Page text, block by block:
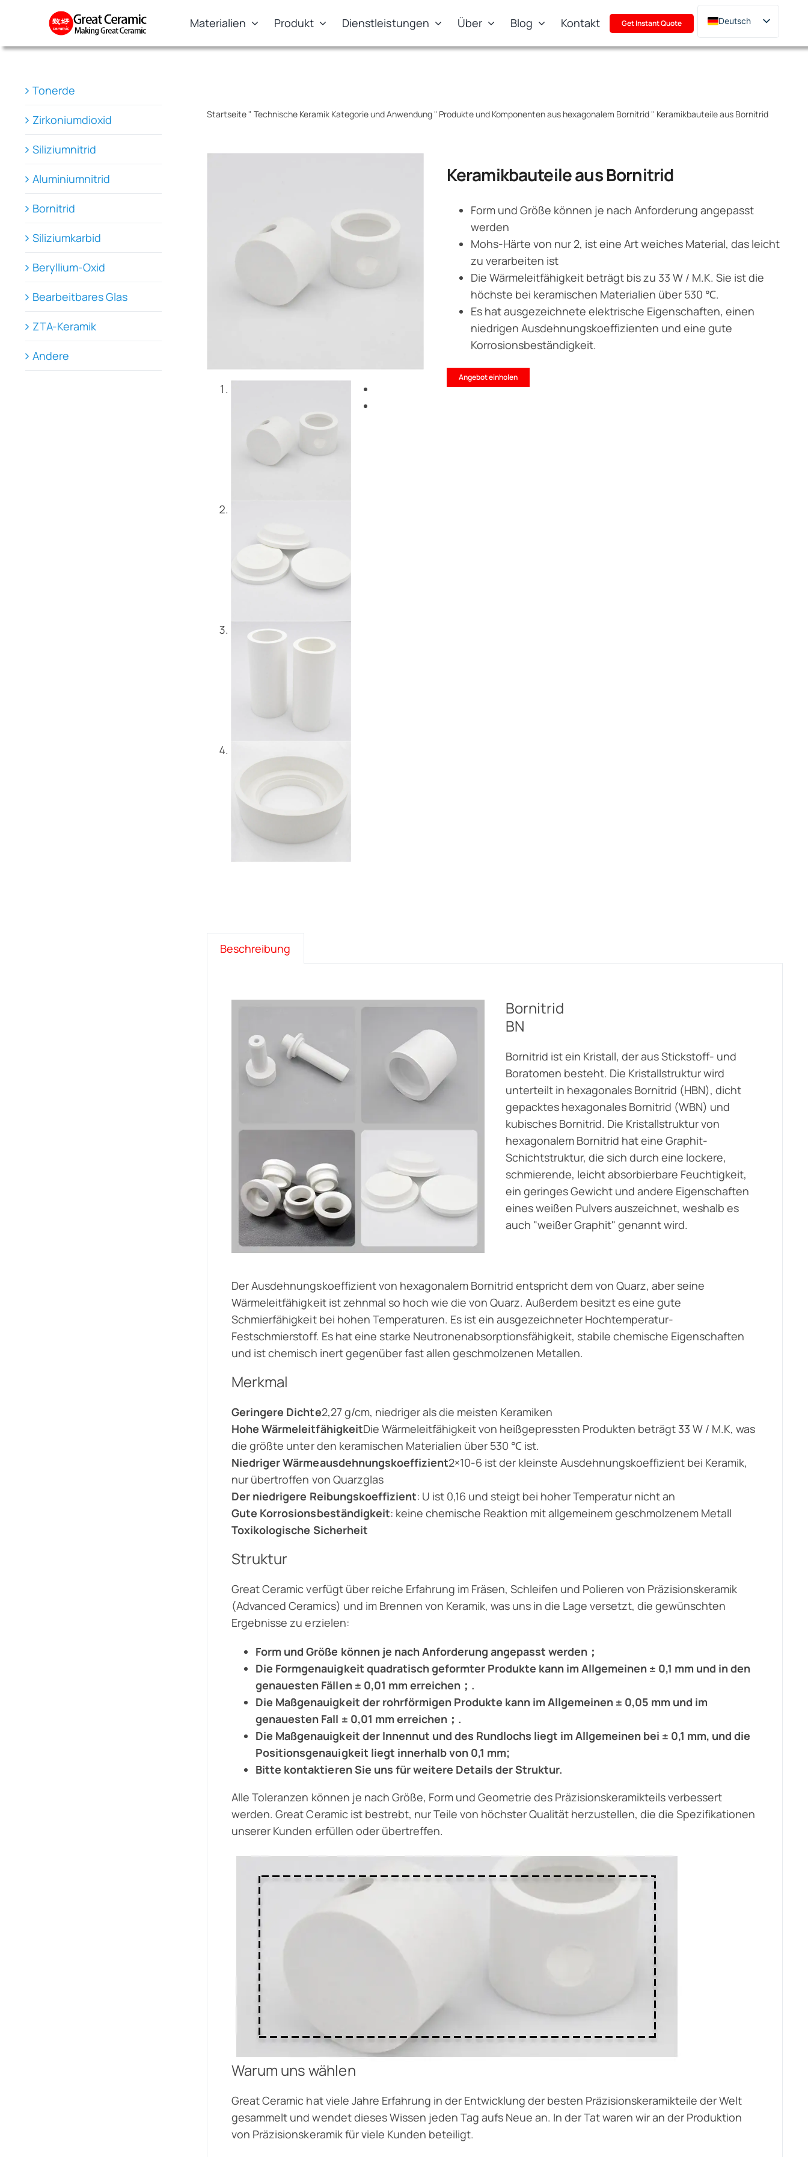
Materialien Produkt Dienstleistungen Über Blog Kontakt Get Instant Quote
Deutsch
English
日本語
Startseite" Technische Keramik Kategorie und Anwendung" Produkte und Komponenten aus hexagonalem Bornitrid" Keramikbauteile aus Bornitrid
Keramikbauteile aus Bornitrid
Form und Größe können je nach Anforderung angepasst
werden
Mohs-Härte von nur 2, ist eine Art weiches Material, das leicht
zu verarbeiten ist
Die Wärmeleitfähigkeit beträgt bis zu 33 W / M.K. Sie ist die
höchste bei keramischen Materialien über 530 ℃.
Es hat ausgezeichnete elektrische Eigenschaften, einen
niedrigen Ausdehnungskoeffizienten und eine gute
Korrosionsbeständigkeit.
Angebot einholen
Beschreibung
Bornitrid
BN
Bornitrid ist ein Kristall, der aus Stickstoff- und
Boratomen besteht. Die Kristallstruktur wird
unterteilt in hexagonales Bornitrid (HBN), dicht
gepacktes hexagonales Bornitrid (WBN) und
kubisches Bornitrid. Die Kristallstruktur von
hexagonalem Bornitrid hat eine Graphit-
Schichtstruktur, die sich durch eine lockere,
schmierende, leicht absorbierbare Feuchtigkeit,
ein geringes Gewicht und andere Eigenschaften
eines weißen Pulvers auszeichnet, weshalb es
auch "weißer Graphit" genannt wird.
Der Ausdehnungskoeffizient von hexagonalem Bornitrid entspricht dem von Quarz, aber seine
Wärmeleitfähigkeit ist zehnmal so hoch wie die von Quarz. Außerdem besitzt es eine gute
Schmierfähigkeit bei hohen Temperaturen. Es ist ein ausgezeichneter Hochtemperatur-
Festschmierstoff. Es hat eine starke Neutronenabsorptionsfähigkeit, stabile chemische Eigenschaften
und ist chemisch inert gegenüber fast allen geschmolzenen Metallen.
Merkmal
Geringere Dichte2,27 g/cm, niedriger als die meisten Keramiken
Hohe WärmeleitfähigkeitDie Wärmeleitfähigkeit von heißgepressten Produkten beträgt 33 W / M.K, was
die größte unter den keramischen Materialien über 530 ℃ ist.
Niedriger Wärmeausdehnungskoeffizient2×10-6 ist der kleinste Ausdehnungskoeffizient bei Keramik,
nur übertroffen von Quarzglas
Der niedrigere Reibungskoeffizient: U ist 0,16 und steigt bei hoher Temperatur nicht an
Gute Korrosionsbeständigkeit: keine chemische Reaktion mit allgemeinem geschmolzenem Metall
Toxikologische Sicherheit
Struktur
Great Ceramic verfügt über reiche Erfahrung im Fräsen, Schleifen und Polieren von Präzisionskeramik
(Advanced Ceramics) und im Brennen von Keramik, was uns in die Lage versetzt, die gewünschten
Ergebnisse zu erzielen:
Form und Größe können je nach Anforderung angepasst werden；
Die Formgenauigkeit quadratisch geformter Produkte kann im Allgemeinen ± 0,1 mm und in den
genauesten Fällen ± 0,01 mm erreichen；.
Die Maßgenauigkeit der rohrförmigen Produkte kann im Allgemeinen ± 0,05 mm und im
genauesten Fall ± 0,01 mm erreichen；.
Die Maßgenauigkeit der Innennut und des Rundlochs liegt im Allgemeinen bei ± 0,1 mm, und die
Positionsgenauigkeit liegt innerhalb von 0,1 mm;
Bitte kontaktieren Sie uns für weitere Details der Struktur.
Alle Toleranzen können je nach Größe, Form und Geometrie des Präzisionskeramikteils verbessert
werden. Great Ceramic ist bestrebt, nur Teile von höchster Qualität herzustellen, die die Spezifikationen
unserer Kunden erfüllen oder übertreffen.
Warum uns wählen
Great Ceramic hat viele Jahre Erfahrung in der Entwicklung der besten Präzisionskeramikteile der Welt
gesammelt und wendet dieses Wissen jeden Tag aufs Neue an. In der Tat waren wir an der Produktion
von Präzisionskeramik für viele Kunden beteiligt.
Tonerde
Zirkoniumdioxid
Siliziumnitrid
Aluminiumnitrid
Bornitrid
Siliziumkarbid
Beryllium-Oxid
Bearbeitbares Glas
ZTA-Keramik
Andere